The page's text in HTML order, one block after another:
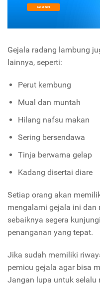
Gejala radang lambung
lainnya, seperti:
Perut kembung
Mual dan muntah
Hilang nafsu makan
Sering bersendawa
Tinja berwarna gelap
Kadang disertai diare
Setiap orang akan
mengalami gejala ini dan
sebaiknya segera
penanganan yang tepat.
Jika sudah memiliki
pemicu gejala agar bisa
Jangan lupa untuk selalu